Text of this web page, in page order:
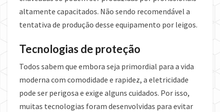
altamente capacitados. Não sendo recomendável a
tentativa de produção desse equipamento por leigos.
Tecnologias de proteção
Todos sabem que embora seja primordial para a vida
moderna com comodidade e rapidez, a eletricidade
pode ser perigosa e exige alguns cuidados. Por isso,
muitas tecnologias foram desenvolvidas para evitar